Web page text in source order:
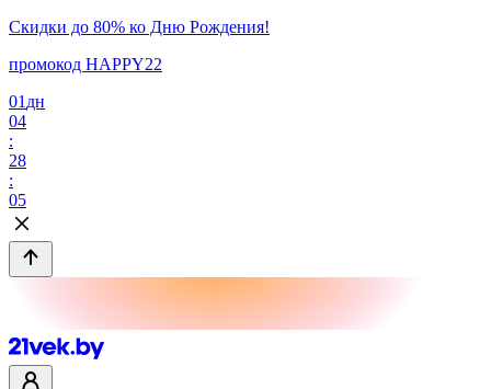
Скидки до 80% ко Дню Рождения!
промокод HAPPY22
01 дн
04
:
28
:
05